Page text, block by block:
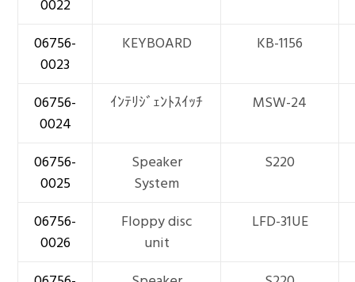
0022
06756-
0023
KEYBOARD KB-1156
06756-
0024
ｲﾝﾃﾘｼﾞｪﾝﾄｽｲｯﾁ MSW-24
06756-
0025
Speaker
System
S220
06756-
0026
Floppy disc
unit
LFD-31UE